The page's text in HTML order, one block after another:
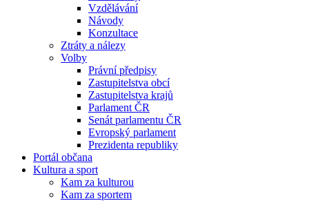
Vzdělávání
Návody
Konzultace
Ztráty a nálezy
Volby
Právní předpisy
Zastupitelstva obcí
Zastupitelstva krajů
Parlament ČR
Senát parlamentu ČR
Evropský parlament
Prezidenta republiky
Portál občana
Kultura a sport
Kam za kulturou
Kam za sportem